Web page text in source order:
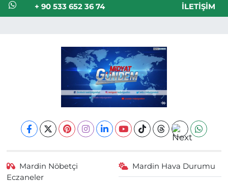
+ 90 533 652 36 74 İLETIŞIM
Mardin Nöbetçi
Eczaneler
Mardin Hava Durumu